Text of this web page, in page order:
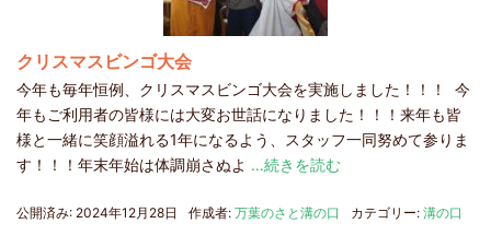
クリスマスビンゴ大会
今年も毎年恒例、クリスマスビンゴ大会を実施しました！！！ 今
年もご利用者の皆様には大変お世話になりました！！！来年も皆
様と一緒に笑顔溢れる1年になるよう、スタッフ一同努めて参りま
す！！！年末年始は体調崩さぬよ …続きを読む
公開済み: 2024年12月28日 作成者: 万葉のさと溝の口 カテゴリー: 溝の口